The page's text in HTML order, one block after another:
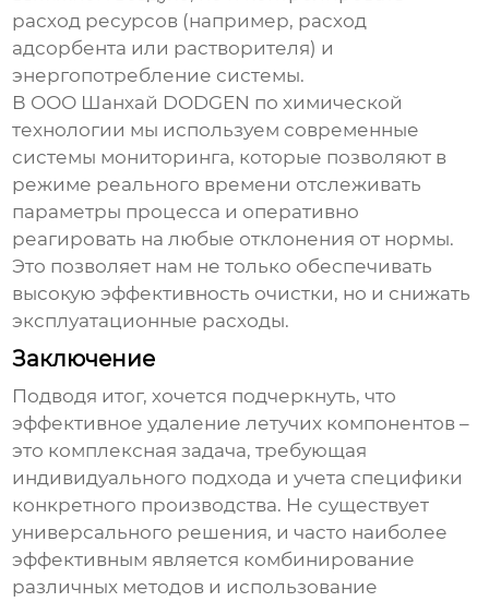
расход ресурсов (например, расход
адсорбента или растворителя) и
энергопотребление системы.
В ООО Шанхай DODGEN по химической
технологии мы используем современные
системы мониторинга, которые позволяют в
режиме реального времени отслеживать
параметры процесса и оперативно
реагировать на любые отклонения от нормы.
Это позволяет нам не только обеспечивать
высокую эффективность очистки, но и снижать
эксплуатационные расходы.
Заключение
Подводя итог, хочется подчеркнуть, что
эффективноеудаление летучих компонентов –
это комплексная задача, требующая
индивидуального подхода и учета специфики
конкретного производства. Не существует
универсального решения, и часто наиболее
эффективным является комбинирование
различных методов и использование